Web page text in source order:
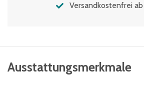
Versandkostenfrei
Ausstattungsmerkmale